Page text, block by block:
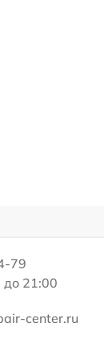
79
до 21:00
center.ru